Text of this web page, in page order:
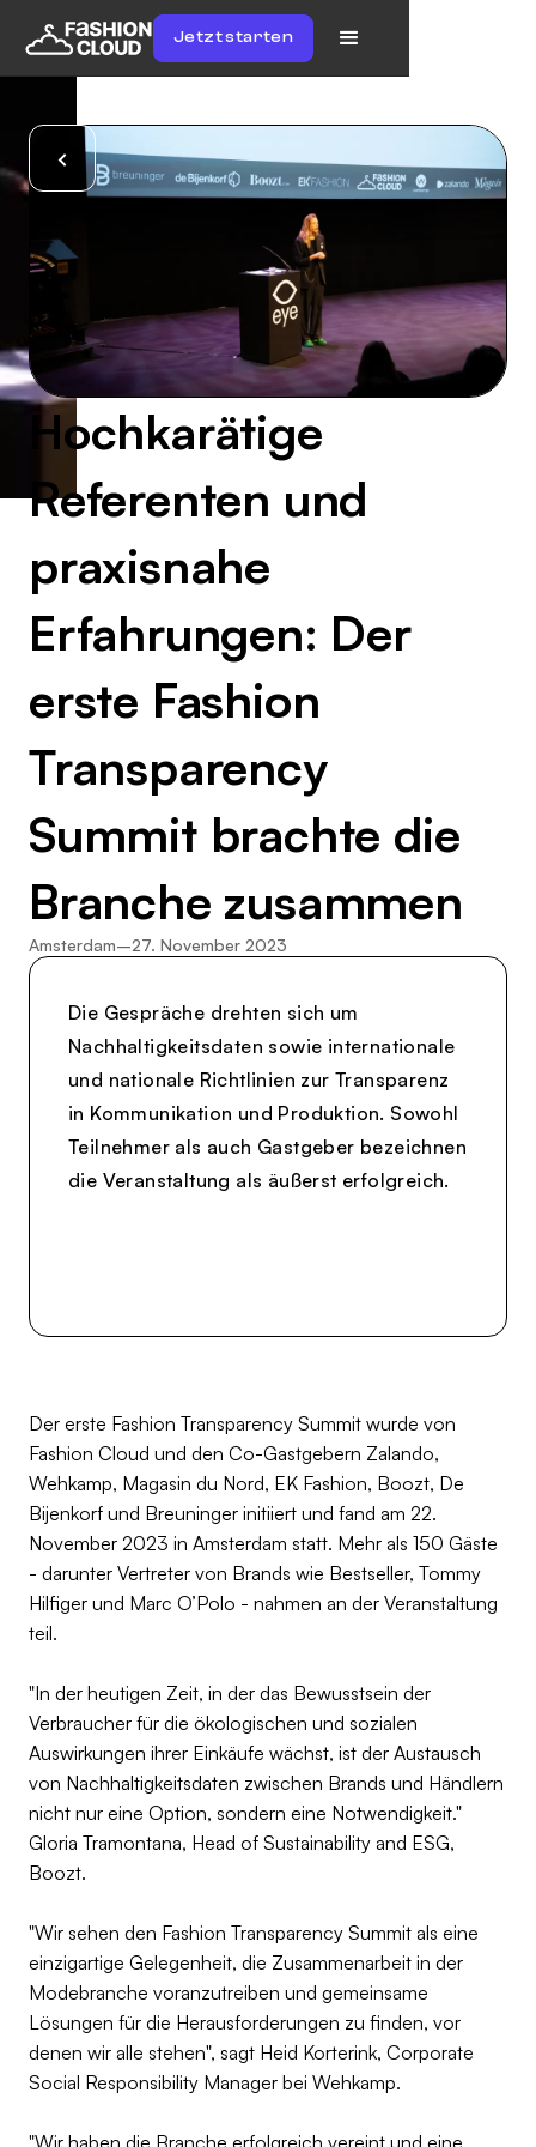
Jetzt starten
Hochkarätige
Referenten und
praxisnahe
Erfahrungen: Der
erste Fashion
Transparency
Summit brachte die
Branche zusammen
Amsterdam–27. November 2023
Die Gespräche drehten sich um
Nachhaltigkeitsdaten sowie internationale
und nationale Richtlinien zur Transparenz
in Kommunikation und Produktion. Sowohl
Teilnehmer als auch Gastgeber bezeichnen
die Veranstaltung als äußerst erfolgreich.
Der erste Fashion Transparency Summit wurde von
Fashion Cloud und den Co-Gastgebern Zalando,
Wehkamp, Magasin du Nord, EK Fashion, Boozt, De
Bijenkorf und Breuninger initiiert und fand am 22.
November 2023 in Amsterdam statt. Mehr als 150 Gäste
- darunter Vertreter von Brands wie Bestseller, Tommy
Hilfiger und Marc O’Polo - nahmen an der Veranstaltung
teil.
"In der heutigen Zeit, in der das Bewusstsein der
Verbraucher für die ökologischen und sozialen
Auswirkungen ihrer Einkäufe wächst, ist der Austausch
von Nachhaltigkeitsdaten zwischen Brands und Händlern
nicht nur eine Option, sondern eine Notwendigkeit."
Gloria Tramontana, Head of Sustainability and ESG,
Boozt.
"Wir sehen den Fashion Transparency Summit als eine
einzigartige Gelegenheit, die Zusammenarbeit in der
Modebranche voranzutreiben und gemeinsame
Lösungen für die Herausforderungen zu finden, vor
denen wir alle stehen", sagt Heid Korterink, Corporate
Social Responsibility Manager bei Wehkamp.
"Wir haben die Branche erfolgreich vereint und eine